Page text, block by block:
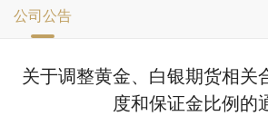
公司公告
关于调整黄金、白银期货相关
度和保证金比例的